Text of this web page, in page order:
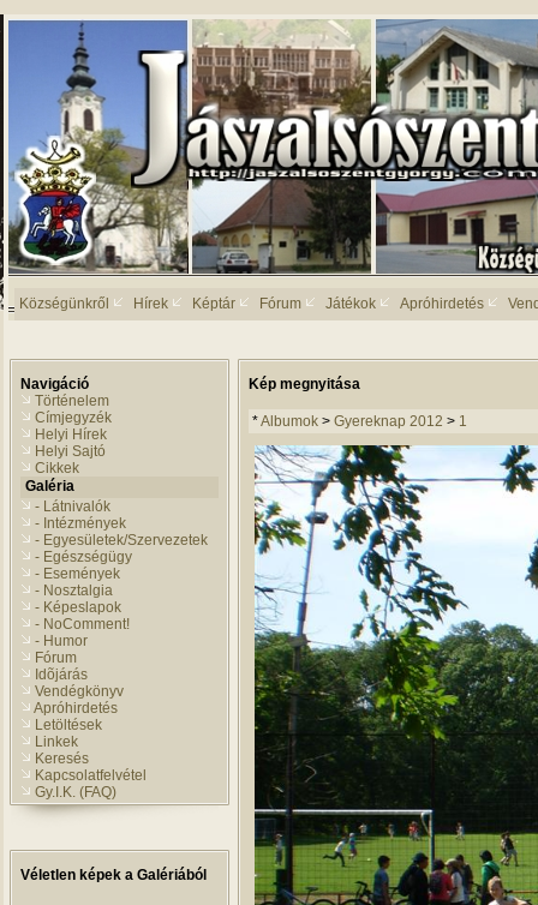
Községünkről Hírek Képtár Fórum Játékok Apróhirdetés
Navigáció
Történelem
Címjegyzék
Helyi Hírek
Helyi Sajtó
Cikkek
Galéria
- Látnivalók
- Intézmények
- Egyesületek/Szervezetek
- Egészségügy
- Események
- Nosztalgia
- Képeslapok
- NoComment!
- Humor
Fórum
Idõjárás
Vendégkönyv
Apróhirdetés
Letöltések
Linkek
Keresés
Kapcsolatfelvétel
Gy.I.K. (FAQ)
Véletlen képek a Galériából
Kép megnyitása
*Albumok > Gyereknap 2012 > 1